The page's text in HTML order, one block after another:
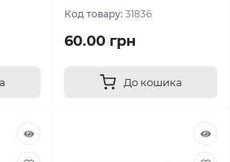
Код товару: 31836
60.00 грн
До кошика